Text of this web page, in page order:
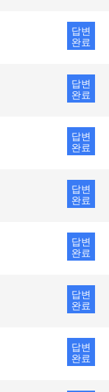
답변
완료
답변
완료
답변
완료
답변
완료
답변
완료
답변
완료
답변
완료